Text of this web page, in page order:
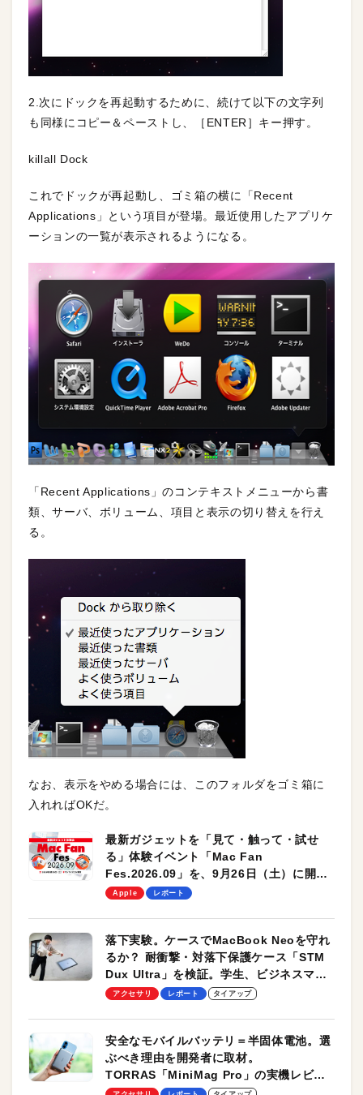
2.次にドックを再起動するために、続けて以下の文字列
も同様にコピー＆ペーストし、［ENTER］キー押す。
killall Dock
これでドックが再起動し、ゴミ箱の横に「Recent
Applications」という項目が登場。最近使用したアプリケ
ーションの一覧が表示されるようになる。
「Recent Applications」のコンテキストメニューから書
類、サーバ、ボリューム、項目と表示の切り替えを行え
る。
なお、表示をやめる場合には、このフォルダをゴミ箱に
入れればOKだ。
最新ガジェットを「見て・触って・試せ
る」体験イベント「Mac Fan
Fes.2026.09」を、9月26日（土）に開催
します！
Apple レポート
落下実験。ケースでMacBook Neoを守れ
るか？ 耐衝撃・対落下保護ケース「STM
Dux Ultra」を検証。学生、ビジネスマン
のモバイルユースに最適！
アクセサリ レポート タイアップ
安全なモバイルバッテリ＝半固体電池。選
ぶべき理由を開発者に取材。
TORRAS「MiniMag Pro」の実機レビュ
ーも